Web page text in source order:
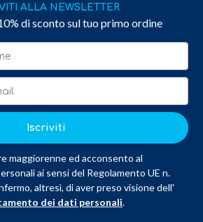
ALLA NEWSLETTER
di sconto sul tuo primo ordine
Iscriviti
maggiorenne ed acconsento al
ai sensi del Regolamento UE n.
altresì, di aver preso visione dell'
dei dati personali.